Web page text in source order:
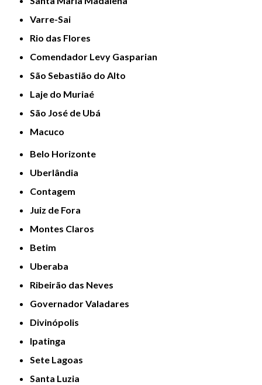
Varre-Sai
Rio das Flores
Comendador Levy Gasparian
São Sebastião do Alto
Laje do Muriaé
São José de Ubá
Macuco
Belo Horizonte
Uberlândia
Contagem
Juiz de Fora
Montes Claros
Betim
Uberaba
Ribeirão das Neves
Governador Valadares
Divinópolis
Ipatinga
Sete Lagoas
Santa Luzia